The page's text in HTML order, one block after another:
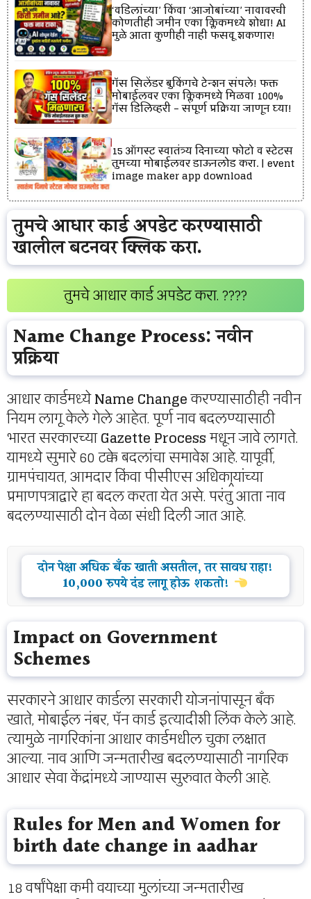
‘वडिलांच्या’ किंवा ‘आजोबांच्या’ नावावरची
कोणतीही जमीन एका क्लिकमध्ये शोधा! AI
मुळे आता कुणीही नाही फसवू शकणार!
गॅस सिलेंडर बुकिंगचे टेन्शन संपले! फक्त
मोबाईलवर एका क्लिकमध्ये मिळवा 100%
गॅस डिलिव्हरी – संपूर्ण प्रक्रिया जाणून घ्या!
15 ऑगस्ट स्वातंत्र्य दिनाच्या फोटो व स्टेटस
तुमच्या मोबाईलवर डाऊनलोड करा. | event
image maker app download
तुमचे आधार कार्ड अपडेट करण्यासाठी
खालील बटनवर क्लिक करा.
तुमचे आधार कार्ड अपडेट करा. ????
Name Change Process: नवीन
प्रक्रिया
आधार कार्डमध्येName Changeकरण्यासाठीही नवीन
नियम लागू केले गेले आहेत. पूर्ण नाव बदलण्यासाठी
भारत सरकारच्याGazette Processमधून जावे लागते.
यामध्ये सुमारे 60 टक्के बदलांचा समावेश आहे. यापूर्वी,
ग्रामपंचायत, आमदार किंवा पीसीएस अधिकार्‍यांच्या
प्रमाणपत्राद्वारे हा बदल करता येत असे. परंतु आता नाव
बदलण्यासाठी दोन वेळा संधी दिली जात आहे.
दोन पेक्षा अधिक बँक खाती असतील, तर सावध राहा!
10,000 रुपये दंड लागू होऊ शकतो!
Impact on Government
Schemes
सरकारने आधार कार्डला सरकारी योजनांपासून बँक
खाते, मोबाईल नंबर, पॅन कार्ड इत्यादीशी लिंक केले आहे.
त्यामुळे नागरिकांना आधार कार्डमधील चुका लक्षात
आल्या. नाव आणि जन्मतारीख बदलण्यासाठी नागरिक
आधार सेवा केंद्रांमध्ये जाण्यास सुरुवात केली आहे.
Rules for Men and Women for
birth date change in aadhar
18 वर्षांपेक्षा कमी वयाच्या मुलांच्या जन्मतारीख